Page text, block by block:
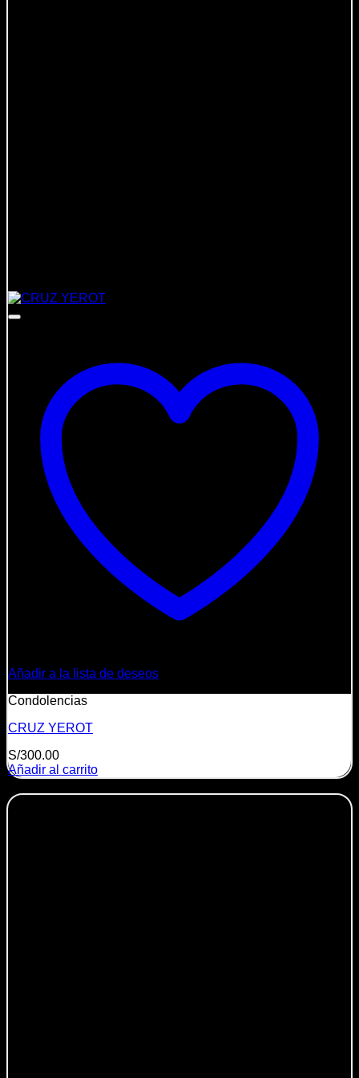
Añadir a la lista de deseos
Condolencias
CRUZ YEROT
S/300.00
Añadir al carrito